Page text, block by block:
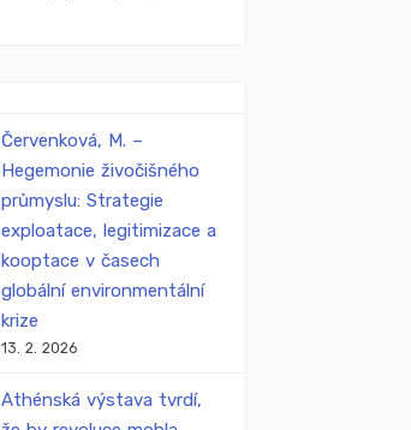
Červenková, M. –
Hegemonie živočišného
průmyslu: Strategie
exploatace, legitimizace a
kooptace v časech
globální environmentální
krize
13. 2. 2026
Athénská výstava tvrdí,